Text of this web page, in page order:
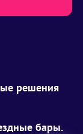
решения
бары.